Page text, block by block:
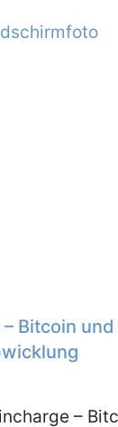
Bitcoin
–